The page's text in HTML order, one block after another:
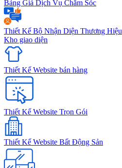
Bảng Giá Dịch Vụ Chăm Sóc
Thiết Kế Bộ Nhận Diện Thương Hiệu
Kho giao diện
Thiết Kế Website bán hàng
Thiết Kế Website Trọn Gói
Thiết Kế Website Bất Động Sản